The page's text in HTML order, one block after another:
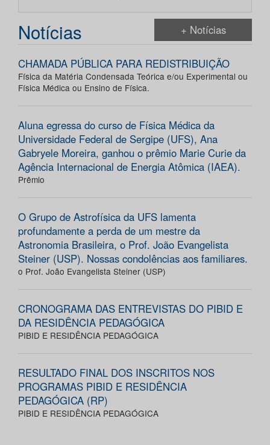
Notícias + Notícias
CHAMADA PÚBLICA PARA REDISTRIBUIÇÃO
Física da Matéria Condensada Teórica e/ou Experimental ou
Física Médica ou Ensino de Física.
Aluna egressa do curso de Física Médica da
Universidade Federal de Sergipe (UFS), Ana
Gabryele Moreira, ganhou o prêmio Marie Curie da
Agência Internacional de Energia Atômica (IAEA).
Prêmio
O Grupo de Astrofísica da UFS lamenta
profundamente a perda de um mestre da
Astronomia Brasileira, o Prof. João Evangelista
Steiner (USP). Nossas condolências aos familiares.
o Prof. João Evangelista Steiner (USP)
CRONOGRAMA DAS ENTREVISTAS DO PIBID E
DA RESIDÊNCIA PEDAGÓGICA
PIBID E RESIDÊNCIA PEDAGÓGICA
RESULTADO FINAL DOS INSCRITOS NOS
PROGRAMAS PIBID E RESIDÊNCIA
PEDAGÓGICA (RP)
PIBID E RESIDÊNCIA PEDAGÓGICA